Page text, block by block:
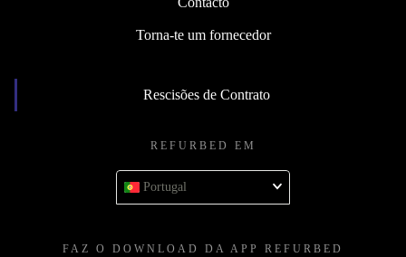
Torna-te um fornecedor
Rescisões de Contrato
REFURBED EM
Portugal
FAZ O DOWNLOAD DA APP REFURBED